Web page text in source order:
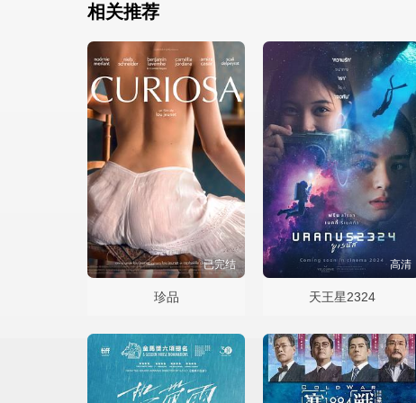
相关推荐
已完结
珍品
高清
天王星2324